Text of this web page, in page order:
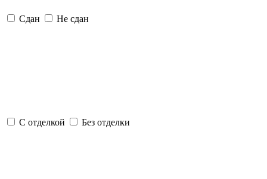
Сдан Не сдан
С отделкой Без отделки